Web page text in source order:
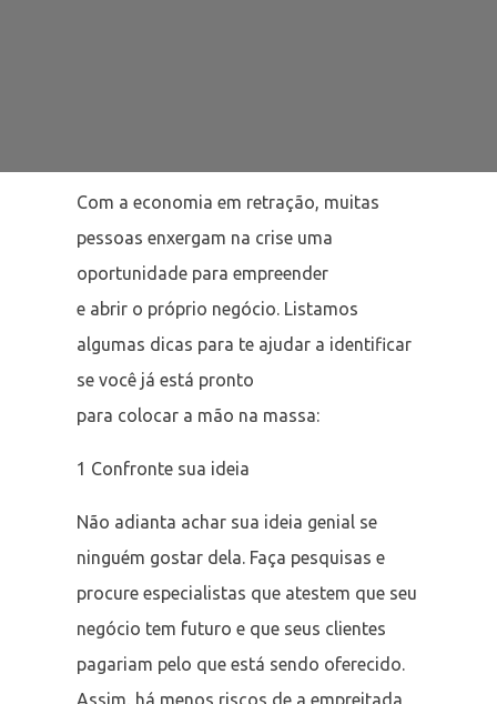
Com a economia em retração, muitas
pessoas enxergam na crise uma
oportunidade para empreender
e abrir o próprio negócio. Listamos
algumas dicas para te ajudar a identificar
se você já está pronto
para colocar a mão na massa:
1 Confronte sua ideia
Não adianta achar sua ideia genial se
ninguém gostar dela. Faça pesquisas e
procure especialistas que atestem que seu
negócio tem futuro e que seus clientes
pagariam pelo que está sendo oferecido.
Assim, há menos riscos de a empreitada